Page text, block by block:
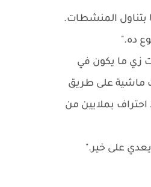
بتناول المنشطات.
ده."
زي ما يكون في
ماشية على طريق
بملايين من
على خير."